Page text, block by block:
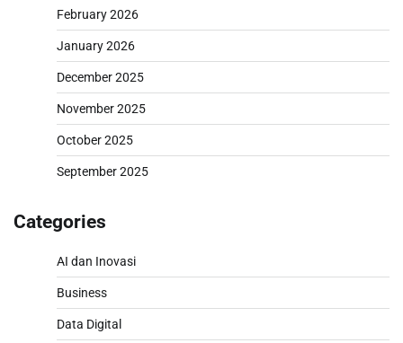
February 2026
January 2026
December 2025
November 2025
October 2025
September 2025
Categories
AI dan Inovasi
Business
Data Digital